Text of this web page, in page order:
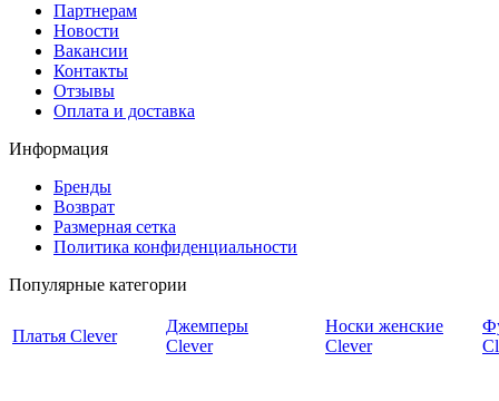
Партнерам
Новости
Вакансии
Контакты
Отзывы
Оплата и доставка
Информация
Бренды
Возврат
Размерная сетка
Политика конфиденциальности
Популярные категории
Платья Clever
Джемперы
Clever
Носки женские
Clever